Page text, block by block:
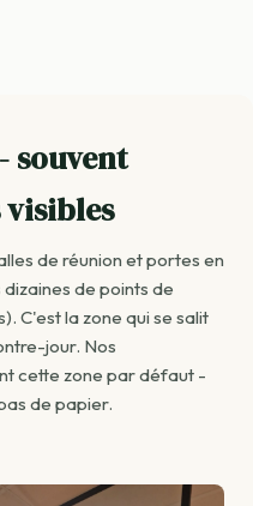
souvent
de réunion et portes en
de points de
C'est la zone qui se salit
jour. Nos
cette zone par défaut -
de papier.